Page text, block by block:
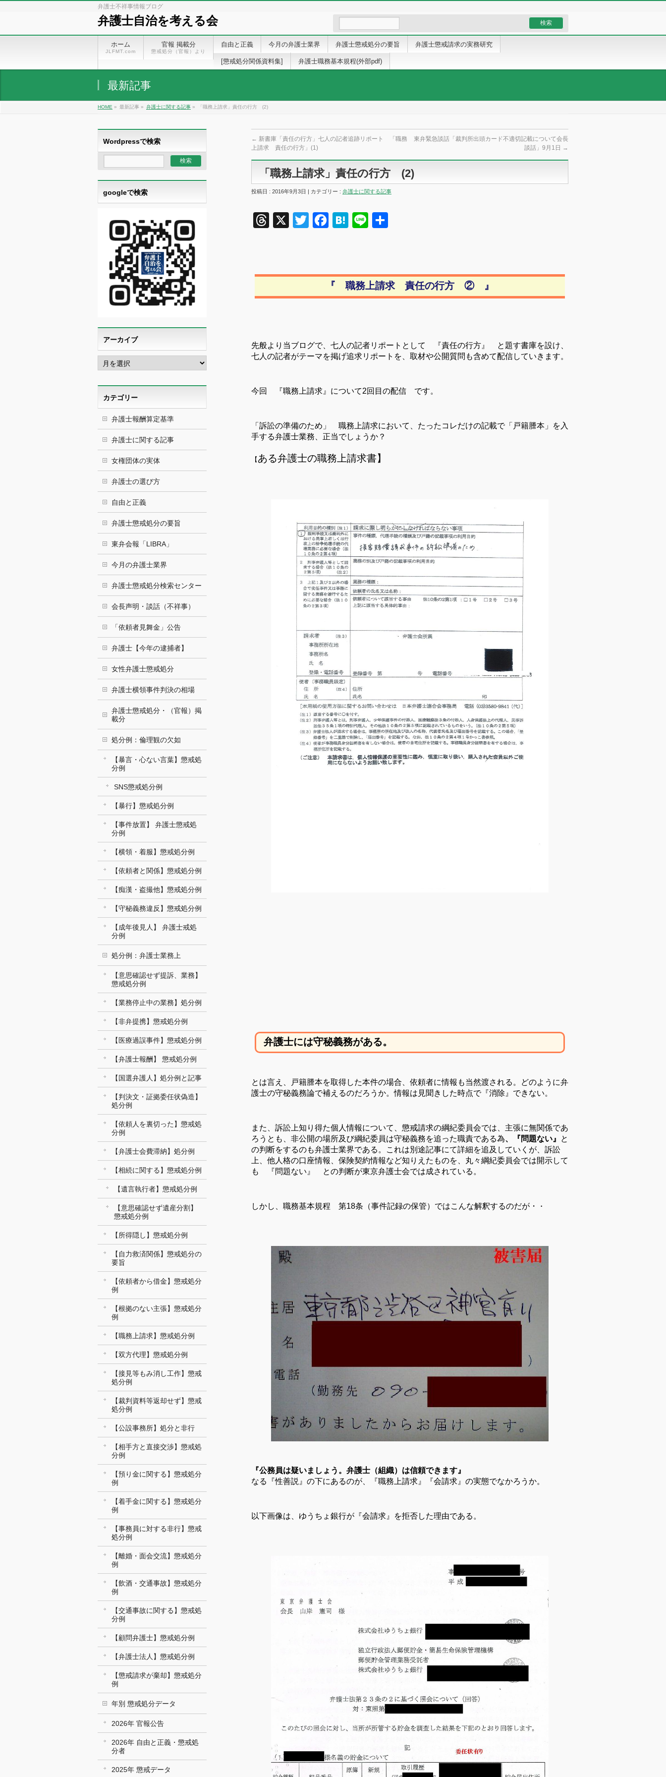
弁護士不祥事情報ブログ
弁護士自治を考える会
ホーム
JLFMT.com
官報 掲載分
懲戒処分（官報）より
自由と正義 今月の弁護士業界 弁護士懲戒処分の要旨 弁護士懲戒請求の実務研究
[懲戒処分関係資料集] 弁護士職務基本規程(外部pdf)
最新記事
HOME » 最新記事 » 弁護士に関する記事 » 「職務上請求」責任の行方 (2)
← 新書庫「責任の行方」七人の記者追跡リポート 「職務
上請求 責任の行方」(1)
東弁緊急談話「裁判所出頭カード不適切記載について会長
談話」9月1日 →
「職務上請求」責任の行方 (2)
投稿日 : 2016年9月3日 | カテゴリー : 弁護士に関する記事
Threads
X TwitterFacebook
Hatena
Line
『 職務上請求 責任の行方 ② 』
先般より当ブログで、七人の記者リポートとして 『責任の行方』 と題す書庫を設け、
七人の記者がテーマを掲げ追求リポートを、取材や公開質問も含めて配信していきます。
今回 『職務上請求』について2回目の配信 です。
「訴訟の準備のため」 職務上請求において、たったコレだけの記載で「戸籍謄本」を入
手する弁護士業務、正当でしょうか？
【 ある弁護士の職務上請求書】
弁護士には守秘義務がある。
とは言え、戸籍謄本を取得した本件の場合、依頼者に情報も当然渡される。どのように弁
護士の守秘義務論で補えるのだろうか。情報は見聞きした時点で『消除』できない。
また、訴訟上知り得た個人情報について、懲戒請求の綱紀委員会では、主張に無関係であ
ろうとも、非公開の場所及び綱紀委員は守秘義務を追った職責である為、『問題ない』
と
の判断をするのも弁護士業界である。これは別途記事にて詳細を追及していくが、訴訟
上、他人格の口座情報、保険契約情報など知りえたものを、丸々綱紀委員会では開示して
も 『問題ない』 との判断が東京弁護士会では成されている。
しかし、職務基本規程 第18条（事件記録の保管）ではこんな解釈するのだが・ ・
『公務員は疑いましょう。弁護士（組織）は信頼できます』
なる『性善説』の下にあるのが、『職務上請求』『会請求』の実態でなかろうか。
以下画像は、ゆうちょ銀行が『会請求』を拒否した理由である。
Wordpressで検索
googleで検索
アーカイブ
ア
ー
イ
ブカテゴリー
弁護士報酬算定基準
弁護士に関する記事
女権団体の実体
弁護士の選び方
自由と正義
弁護士懲戒処分の要旨
東弁会報「LIBRA」
今月の弁護士業界
弁護士懲戒処分検索センター
会長声明・談話（不祥事）
「依頼者見舞金」公告
弁護士【今年の逮捕者】
女性弁護士懲戒処分
弁護士横領事件判決の相場
弁護士懲戒処分・（官報）掲
載分
処分例：倫理観の欠如
【暴言・心ない言葉】懲戒処
分例
SNS懲戒処分例
【暴行】懲戒処分例
【事件放置】 弁護士懲戒処
分例
【横領・着服】懲戒処分例
【依頼者と関係】懲戒処分例
【痴漢・盗撮他】懲戒処分例
【守秘義務違反】懲戒処分例
【成年後見人】 弁護士戒処
分例
処分例：弁護士業務上
【意思確認せず提訴、業務】
懲戒処分例
【業務停止中の業務】処分例
【非弁提携】懲戒処分例
【医療過誤事件】懲戒処分例
【弁護士報酬】 懲戒処分例
【国選弁護人】処分例と記事
【判決文・証拠委任状偽造】
処分例
【依頼人を裏切った】懲戒処
分例
【弁護士会費滞納】処分例
【相続に関する】懲戒処分例
【遺言執行者】懲戒処分例
【意思確認せず遺産分割】
懲戒処分例
【所得隠し】懲戒処分例
【自力救済関係】懲戒処分の
要旨
【依頼者から借金】懲戒処分
例
【根拠のない主張】懲戒処分
例
【職務上請求】懲戒処分例
【双方代理】懲戒処分例
【接見等もみ消し工作】懲戒
処分例
【裁判資料等返却せず】懲戒
処分例
【公設事務所】処分と非行
【相手方と直接交渉】懲戒処
分例
【預り金に関する】懲戒処分
例
【着手金に関する】懲戒処分
例
【事務員に対する非行】懲戒
処分例
【離婚・面会交流】懲戒処分
例
【飲酒・交通事故】懲戒処分
例
【交通事故に関する】懲戒処
分例
【顧問弁護士】懲戒処分例
【弁護士法人】懲戒処分例
【懲戒請求が棄却】懲戒処分
例
年別 懲戒処分データ
2026年 官報公告
2026年 自由と正義・懲戒処
分者
2025年 懲戒データ